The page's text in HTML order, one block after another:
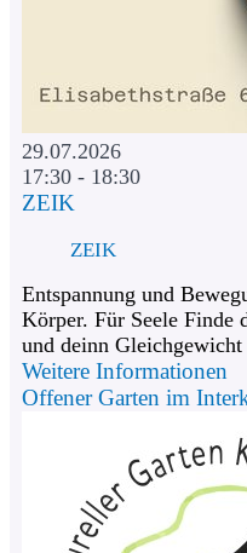
29.07.2026
17:30 - 18:30
ZEIK
ZEIK
Entspannung und
Körper. Für Seele Finde
und deinn Gleichgewicht
Weitere Informationen
Offener Garten im